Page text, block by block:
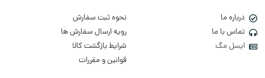
درباره ما
تماس با ما
ایسل مگ
نحوه ثبت سفارش
رویه ارسال سفارش ها
شرایط بازگشت کالا
قوانین و مقررات